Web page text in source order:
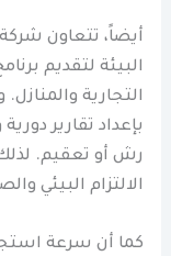
أيضاً، تتعاون
البيئة لتقديم
التجارية
بإعداد تقارير
رش أو تعقيم.
الالتزام البيئي
كما أن سرعة